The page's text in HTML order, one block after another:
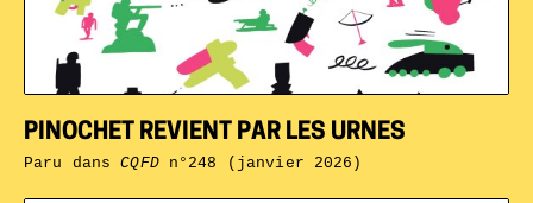
PINOCHET REVIENT PAR LES URNES
Paru dansCQFDn°248 (janvier 2026)